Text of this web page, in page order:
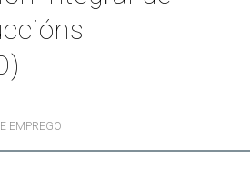
TwitterInstagram
EMPREGO